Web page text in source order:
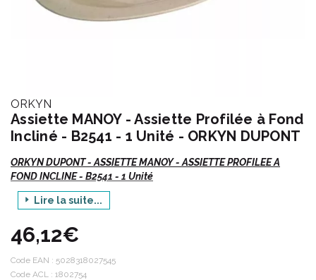
ORKYN
Assiette MANOY - Assiette Profilée à Fond
Incliné - B2541 - 1 Unité - ORKYN DUPONT
ORKYN DUPONT - ASSIETTE MANOY - ASSIETTE PROFILEE A
FOND INCLINE - B2541 - 1 Unité
Vte/NRLire la suite...
46,12€
Code EAN : 5028318027545
Code ACL : 1802754